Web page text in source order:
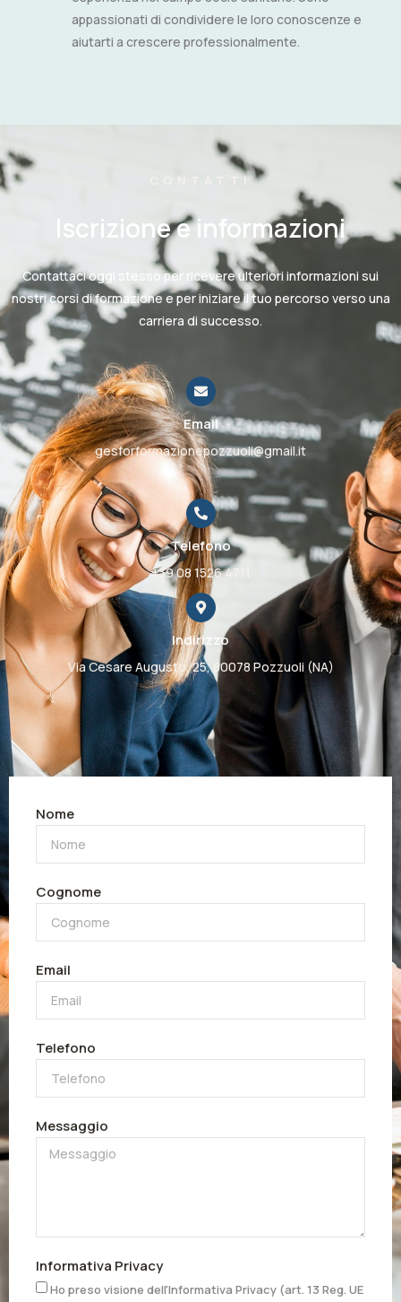
appassionati di condividere le loro conoscenze e
aiutarti a crescere professionalmente.
CONTATTI
Iscrizione e informazioni
Contattaci oggi stesso per ricevere ulteriori informazioni sui
nostri corsi di formazione e per iniziare il tuo percorso verso una
carriera di successo.
Email
gesforformazionepozzuoli@gmail.it
Telefono
+39 08 1526 4711
Indirizzo
Via Cesare Augusto, 25, 80078 Pozzuoli (NA)
Nome
Cognome
Email
Telefono
Messaggio
Informativa Privacy
Ho preso visione dell'Informativa Privacy (art. 13 Reg. UE